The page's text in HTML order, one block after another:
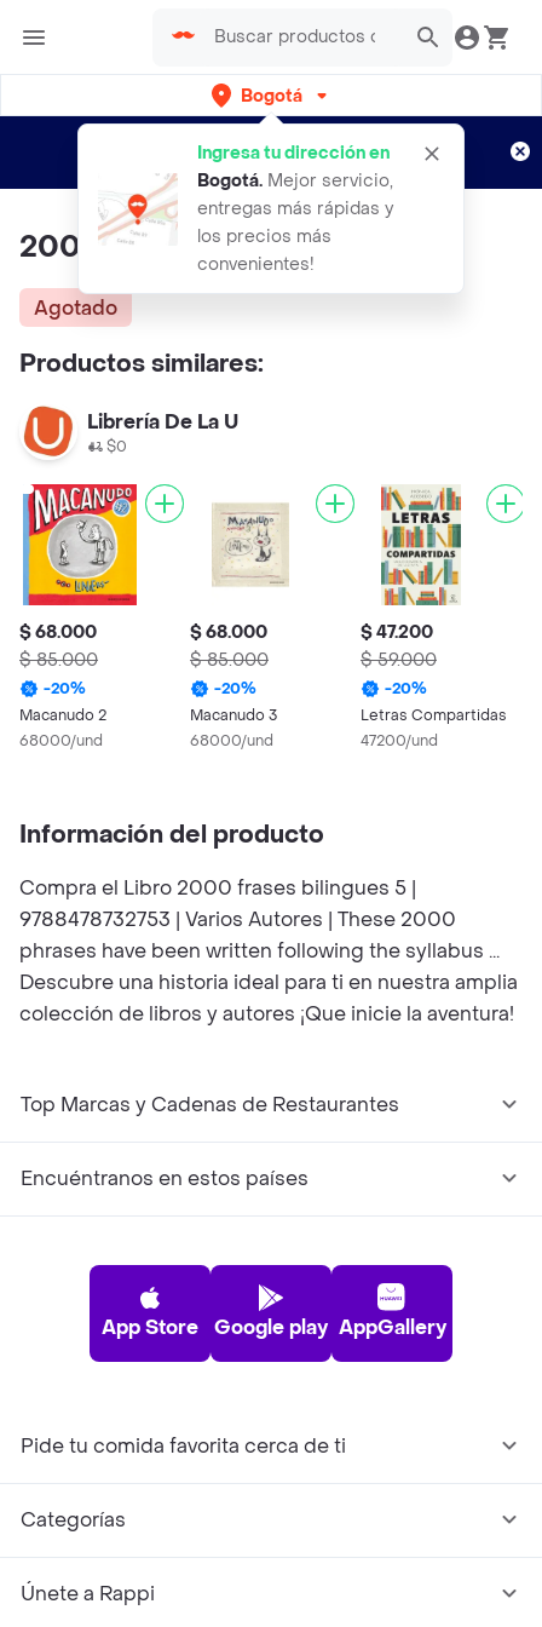
Bogotá
Ingresa tu dirección en
Bogotá. Mejor servicio,
entregas más rápidas y
los precios más
convenientes!
envíos gratis por semanas
Aplican TyC
2000 Frases Bilingues 5
Agotado
Productos similares:
Librería De La U
$0
$ 68.000
$ 85.000
-20%
Macanudo 2
68000/und
$ 68.000
$ 85.000
-20%
Macanudo 3
68000/und
$ 47.200
$ 59.000
-20%
Letras Compartidas
47200/und
Información del producto
Compra el Libro 2000 frases bilingues 5 |
9788478732753 | Varios Autores | These 2000
phrases have been written following the syllabus ...
Descubre una historia ideal para ti en nuestra amplia
colección de libros y autores ¡Que inicie la aventura!
Top Marcas y Cadenas de Restaurantes
Encuéntranos en estos países
App Store Google play AppGallery
Pide tu comida favorita cerca de ti
Categorías
Únete a Rappi